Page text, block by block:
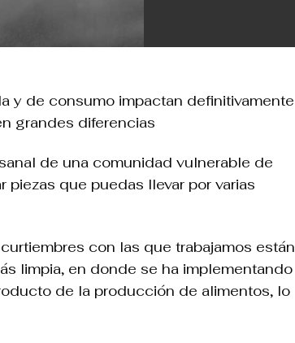
y de consumo impactan definitivamente
grandes diferencias
de una comunidad vulnerable de
que puedas llevar por varias
con las que trabajamos están
limpia, en donde se ha implementando
de la producción de alimentos, lo